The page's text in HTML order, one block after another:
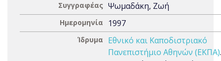
Συγγραφέας Ψωμαδάκη, Ζωή
Ημερομηνία 1997
Ίδρυμα
Εθνικό και Καποδιστριακό
Πανεπιστήμιο Αθηνών (ΕΚΠΑ)